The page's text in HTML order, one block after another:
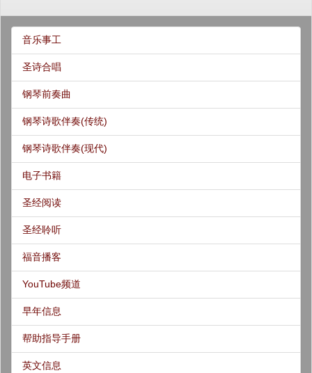
音乐事工
圣诗合唱
钢琴前奏曲
钢琴诗歌伴奏(传统)
钢琴诗歌伴奏(现代)
电子书籍
圣经阅读
圣经聆听
福音播客
YouTube频道
早年信息
帮助指导手册
英文信息